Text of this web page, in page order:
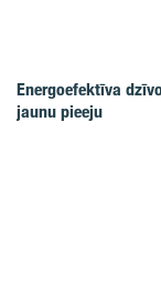
Energoefektīva
jaunu pieeju